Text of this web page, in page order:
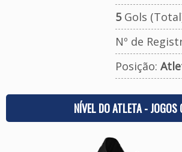
5Gols
Nº de
Posição:
NÍVEL DO ATLETA - JOGOS